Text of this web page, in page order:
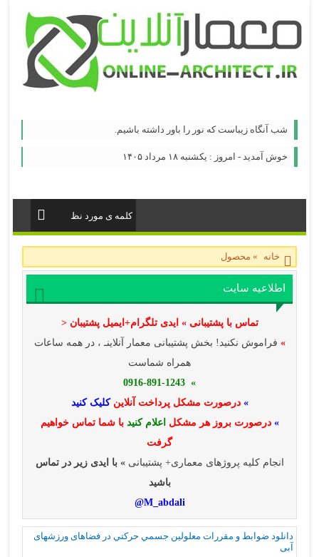
شب آنگاه زیباست که نور را باور داشته باشیم.
خوش آمدید - امروز : یکشنبه ۱۸ مرداد ۱۴۰۵
خانه » محصول
اطلاعیه سایت
تماس با پشتیبانی » ایدی تلگرام+ایمیل پشتیبان <
» فراموش نکنید! بخش پشتیبانی معمار آنلاینـ ، در همه ساعات
همراه شماست
» 0916-891-1243
» درصورت مشکل پرداخت آنلاینکلیک کنید
» درصورت بروز هر مشکل اعلام کنید با شما تماس خواهیم
گرفت
انجام کلیه پروژهای معماری+ پشتیبانی» با ایدی زیر در تماس
باشید
M_abdali@
دانلود ضوابط و مقررات معلولين جسمي حركتي در فضاهای ورزشهای
آبی